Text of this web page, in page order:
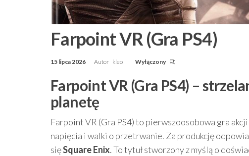
Farpoint VR (Gra PS4)
15 lipca 2026 Autor kleo Wyłączony
Farpoint VR (Gra PS4) –
planetę
Farpoint VR (Gra PS4) to pierwszoosobowa gra
napięcia i walki o przetrwanie. Za produkcję
sięSquare Enix. To tytuł stworzony z myślą o